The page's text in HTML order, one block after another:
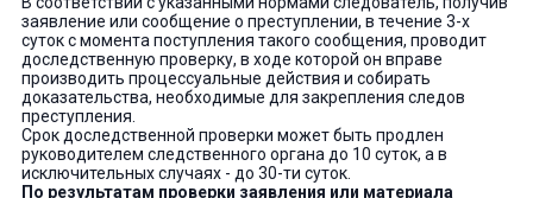
заявление или сообщение о преступлении, в течение 3-х
суток с момента поступления такого сообщения, проводит
доследственную проверку, в ходе которой он вправе
производить процессуальные действия и собирать
доказательства, необходимые для закрепления следов
преступления.
Срок доследственной проверки может быть продлен
руководителем следственного органа до 10 суток, а в
исключительных случаях - до 30-ти суток.
По результатам проверки заявления или материала